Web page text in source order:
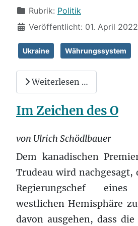
Rubrik: Politik
Veröffentlicht: 01. April 2022
Ukraine Währungssystem
Weiterlesen …
Im Zeichen des O
von Ulrich Schödlbauer
Dem kanadischen
Trudeau wird nachgesagt,
Regierungschef
westlichen Hemisphäre
davon ausgehen, dass